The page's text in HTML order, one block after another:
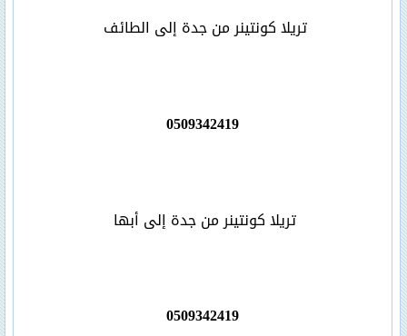
تريلا كونتينر من جدة إلى الطائف
0509342419
تريلا كونتينر من جدة إلى أبها
0509342419